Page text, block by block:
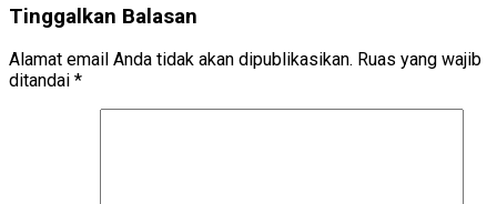
Tinggalkan Balasan
Alamat email Anda tidak akan dipublikasikan. Ruas yang wajib
ditandai *